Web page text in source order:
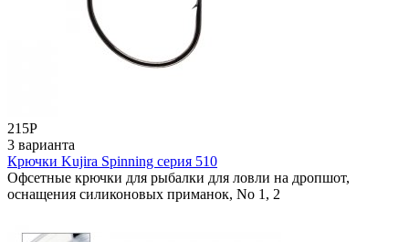
215Р
3 варианта
Крючки Kujira Spinning серия 510
Офсетные крючки для рыбалки для ловли на дропшот,
оснащения силиконовых приманок, No 1, 2